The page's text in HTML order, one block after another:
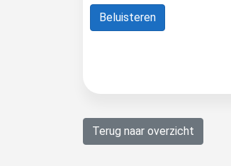
Beluisteren
Terug naar overzicht